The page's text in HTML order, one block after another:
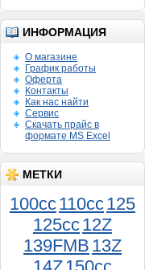
ИНФОРМАЦИЯ
О магазине
График работы
Оферта
Контакты
Как нас найти
Сервис
Скачать прайс в
формате MS Excel
МЕТКИ
100cc110cc125
125cc12Z
139FMB 13Z
Поршень Муравей 3 кол.
шир.норма 000